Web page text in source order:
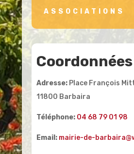
ASSOCIATIONS
Coordonnées
Adresse:Place François
11800 Barbaira
Téléphone: 04 68 79 01 98
Email: mairie-de-